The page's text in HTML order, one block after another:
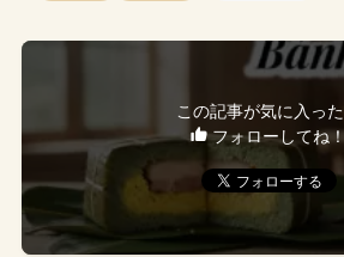
この記事が気に入っ
フォローしてね